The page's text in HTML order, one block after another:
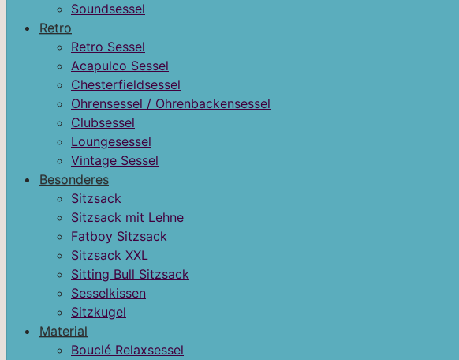
Soundsessel
Retro
Retro Sessel
Acapulco Sessel
Chesterfieldsessel
Ohrensessel / Ohrenbackensessel
Clubsessel
Loungesessel
Vintage Sessel
Besonderes
Sitzsack
Sitzsack mit Lehne
Fatboy Sitzsack
Sitzsack XXL
Sitting Bull Sitzsack
Sesselkissen
Sitzkugel
Material
Bouclé Relaxsessel